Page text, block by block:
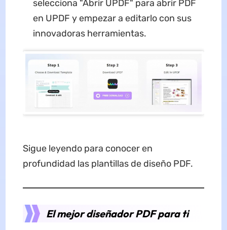
selecciona "Abrir UPDF" para abrir PDF
en UPDF y empezar a editarlo con sus
innovadoras herramientas.
Sigue leyendo para conocer en
profundidad las plantillas de diseño PDF.
El mejor diseñador PDF para ti